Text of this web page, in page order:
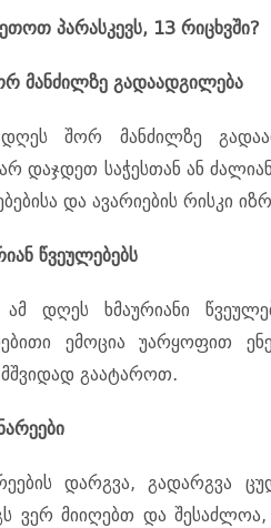
პარასკევს, 13 რიცხვში?
მანძილზე გადაადგილება
დღეს შორ მანძილზე
დაჯდეთ საჭესთან ან
და ავარიების რისკი
წვეულებებს
დღეს ხმაურიანი
ემოცია უარყოფით
გაატაროთ.
დარგვა, გადარგვა
ვერ მიიღებთ და შესაძლოა,